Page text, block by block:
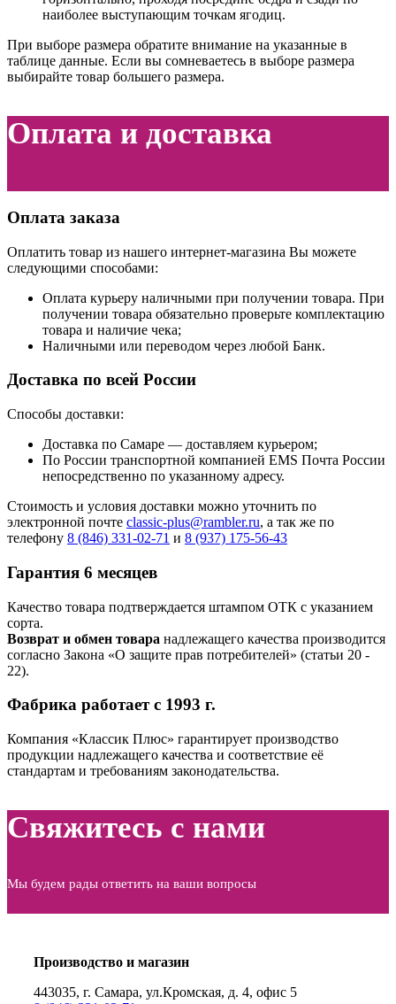
наиболее выступающим точкам ягодиц.
При выборе размера обратите внимание на указанные в
таблице данные. Если вы сомневаетесь в выборе размера
выбирайте товар большего размера.
Оплата и доставка
Оплата заказа
Оплатить товар из нашего интернет-магазина Вы можете
следующими способами:
Оплата курьеру наличными при получении товара. При
получении товара обязательно проверьте комплектацию
товара и наличие чека;
Наличными или переводом через любой Банк.
Доставка по всей России
Способы доставки:
Доставка по Самаре — доставляем курьером;
По России транспортной компанией EMS Почта России
непосредственно по указанному адресу.
Стоимость и условия доставки можно уточнить по
электронной почте classic-plus@rambler.ru, а так же по
телефону 8 (846) 331-02-71 и 8 (937) 175-56-43
Гарантия 6 месяцев
Качество товара подтверждается штампом ОТК с указанием
сорта.
Возврат и обмен товара надлежащего качества производится
согласно Закона «О защите прав потребителей» (статьи 20 ‑
22).
Фабрика работает с 1993 г.
Компания «Классик Плюс» гарантирует производство
продукции надлежащего качества и соответствие её
стандартам и требованиям законодательства.
Свяжитесь с нами
Мы будем рады ответить на ваши вопросы
Производство и магазин
443035, г. Самара, ул.Кромская, д. 4, офис 5